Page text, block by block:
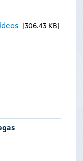
306.43 KB